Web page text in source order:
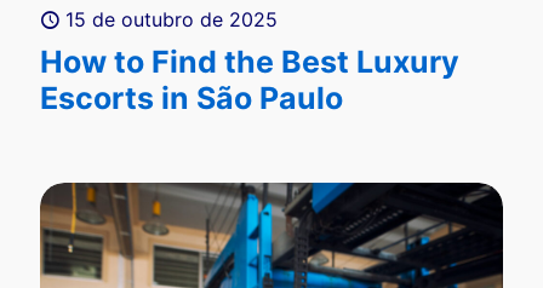
15 de outubro de 2025
How to Find the Best Luxury
Escorts in São Paulo